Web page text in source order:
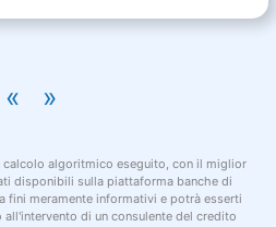
« »
calcolo algoritmico eseguito, con il miglior
disponibili sulla piattaforma banche di
fini meramente informativi e potrà esserti
di un consulente del credito